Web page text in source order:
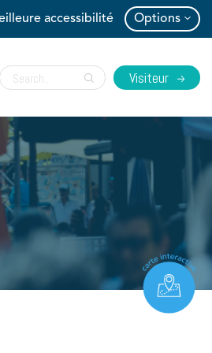
accessibilité Options
Visiteur